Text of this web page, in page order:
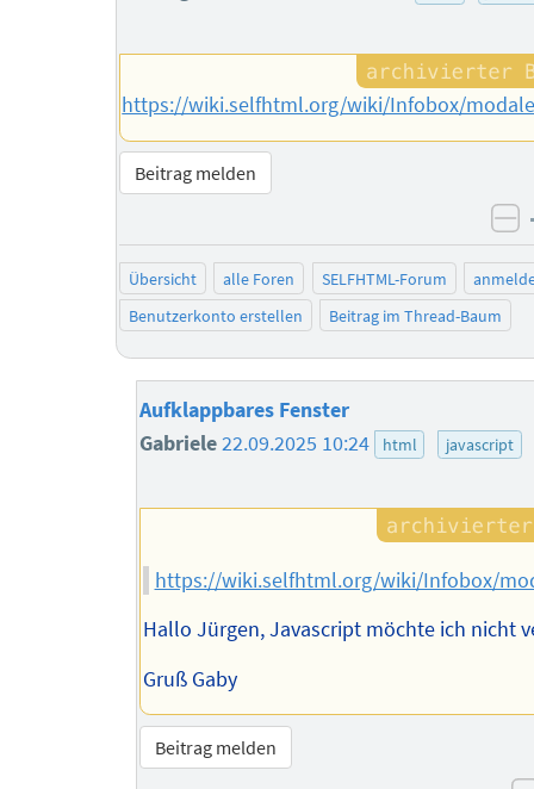
Autors
https://wiki.selfhtml.org/wiki/Infobox/
Beitrag melden
Übersicht alle Foren SELFHTML-Forum
Benutzerkonto erstellen
Beitrag im Thread-Baum
Aufklappbares Fenster
Gabriele22.09.2025 10:24 html javascript
https://wiki.selfhtml.org/wiki/Infobox/
Hallo Jürgen, Javascript möchte ich nicht
Gruß Gaby
Beitrag melden